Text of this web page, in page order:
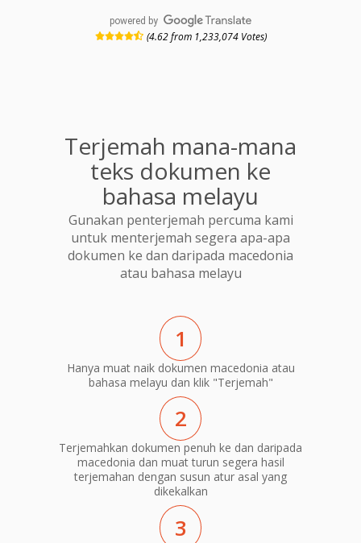
powered by
(4.62 from 1,233,074 Votes)
Terjemah mana-mana
teks dokumen ke
bahasa melayu
Gunakan penterjemah percuma kami
untuk menterjemah segera apa-apa
dokumen ke dan daripada macedonia
atau bahasa melayu
1
Hanya muat naik dokumen macedonia atau
bahasa melayu dan klik "Terjemah"
2
Terjemahkan dokumen penuh ke dan daripada
macedonia dan muat turun segera hasil
terjemahan dengan susun atur asal yang
dikekalkan
3